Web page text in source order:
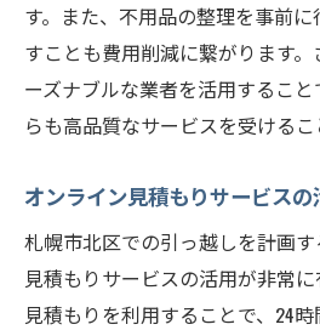
梱包材の選び方と節約
梱包作業を効率化する
荷物を安全に運ぶため
札幌市北区の梱包サー
破損を防ぐための梱包
札幌市北区で引っ越しの見
する方法
す。また、不用品の整理を事前
すことも費用削減に繋がります
ーズナブルな業者を活用するこ
らも高品質なサービスを受けるこ
オンライン見積もりサービスの
札幌市北区での引っ越しを計画
見積もりサービスの活用が非常
見積もりを利用することで、24